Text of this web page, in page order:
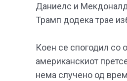
Даниелс и
Трамп додека трае
Коен се спогодил со
американскиот
нема случено од